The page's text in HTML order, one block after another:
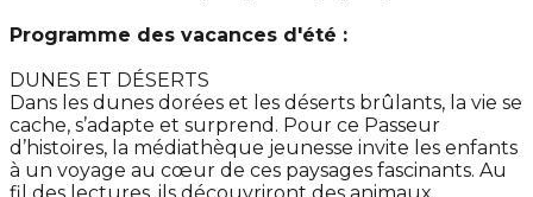
Programme des vacances d'été :
DUNES ET DÉSERTS
Dans les dunes dorées et les déserts brûlants, la vie se
cache, s’adapte et surprend. Pour ce Passeur
d’histoires, la médiathèque jeunesse invite les enfants
à un voyage au cœur de ces paysages fascinants. Au